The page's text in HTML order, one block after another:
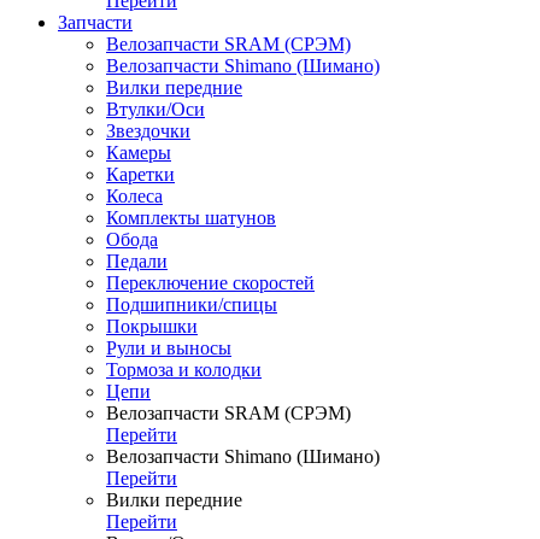
Запчасти
Велозапчасти SRAM (СРЭМ)
Велозапчасти Shimano (Шимано)
Вилки передние
Втулки/Оси
Звездочки
Камеры
Каретки
Колеса
Комплекты шатунов
Обода
Педали
Переключение скоростей
Подшипники/спицы
Покрышки
Рули и выносы
Тормоза и колодки
Цепи
Велозапчасти SRAM (СРЭМ)
Перейти
Велозапчасти Shimano (Шимано)
Перейти
Вилки передние
Перейти